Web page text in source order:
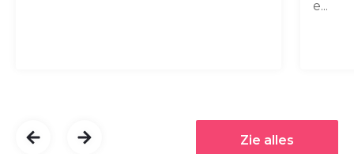
e...
Zie alles